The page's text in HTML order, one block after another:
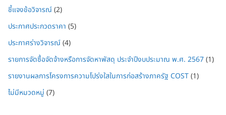
ชี้แจงข้อวิจารณ์(2)
ประกาศประกวดราคา (5)
ประกาศร่างวิจารณ์(4)
รายการจัดซื้อจัดจ้างหรือการจัดหาพัสดุ ประจำปีงบประมาณ พ.ศ. 2567(1)
รายงานผลการโครงการความโปร่งใสในการก่อสร้างภาครัฐ COST(1)
ไม่มีหมวดหมู่ (7)